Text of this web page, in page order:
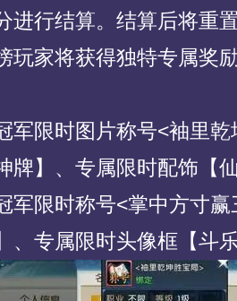
进行结算。结算后将重
玩家将获得独特专属奖
军限时图片称号<袖里
牌】、专属限时配饰【
军限时称号<掌中方寸
、专属限时头像框【斗